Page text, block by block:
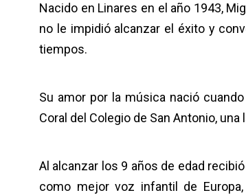
Nacido en Linares en el año 1943,
no le impidió alcanzar el éxito y
tiempos.
Su amor por la música nació
Coral del Colegio de San Antonio,
Al alcanzar los 9 años de edad
como mejor voz infantil de